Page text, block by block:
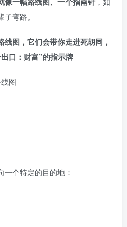
弯路。
线图，它们会带你走进死胡同，
口：财富”的指示牌
图
个特定的目的地：